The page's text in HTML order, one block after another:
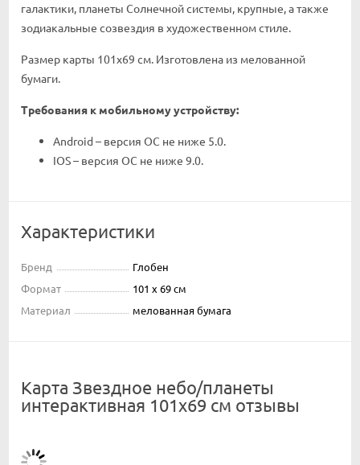
галактики, планеты Солнечной системы, крупные, а также
зодиакальные созвездия в художественном стиле.
Размер карты 101x69 см. Изготовлена из мелованной
бумаги.
Требования к мобильному устройству:
Android – версия ОС не ниже 5.0.
IOS – версия ОС не ниже 9.0.
Характеристики
Бренд
Глобен
Формат
101 x 69 см
Материал
мелованная бумага
Карта Звездное небо/планеты
интерактивная 101х69 см отзывы